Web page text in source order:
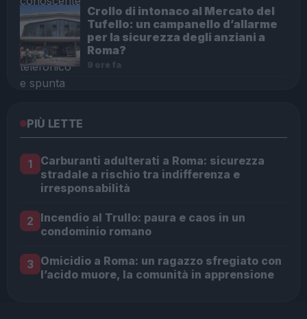
Crollo di intonaco al Mercato del
Tufello: un campanello d’allarme
per la sicurezza degli anziani a
Roma?
9 ore fa
PIÙ LETTE
1
Carburanti adulterati a Roma: sicurezza
stradale a rischio tra indifferenza e
irresponsabilità
2 Incendio al Trullo: paura e caos in un
condominio romano
3 Omicidio a Roma: un ragazzo sfregiato con
l’acido muore, la comunità in apprensione